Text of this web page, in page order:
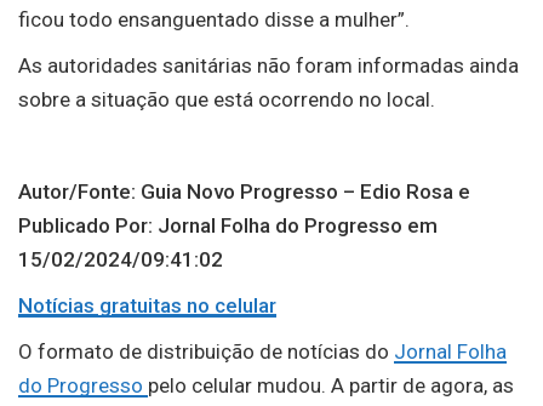
ficou todo ensanguentado disse a mulher”.
As autoridades sanitárias não foram informadas ainda
sobre a situação que está ocorrendo no local.
Autor/Fonte: Guia Novo Progresso – Edio Rosa e
Publicado Por: Jornal Folha do Progresso em
15/02/2024/09:41:02
Notícias gratuitas no celular
O formato de distribuição de notícias do Jornal Folha
do Progresso pelo celular mudou. A partir de agora, as